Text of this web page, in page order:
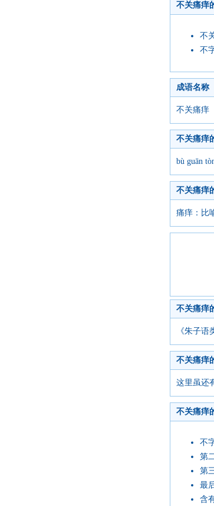
不关痛痒
不
不
成语名称
不关痛痒
不关痛痒
bù guān
不关痛痒
痛痒：比
不关痛痒
《朱子
不关痛痒
这里虽还
不关痛痒
不
第
第
最
含